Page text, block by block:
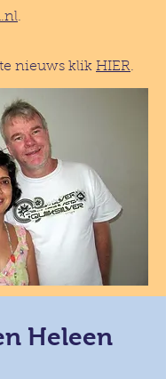
.
nieuws klik HIER.
Heleen